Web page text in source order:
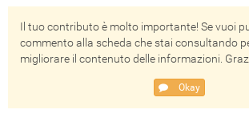
Il tuo contributo è molto importante! Se vuoi
commento alla scheda che stai consultando
migliorare il contenuto delle informazioni.
Okay